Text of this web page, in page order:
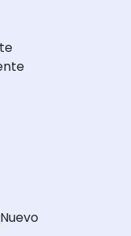
Nuevo